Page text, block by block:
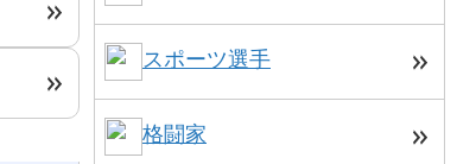
スポーツ選手
格闘家